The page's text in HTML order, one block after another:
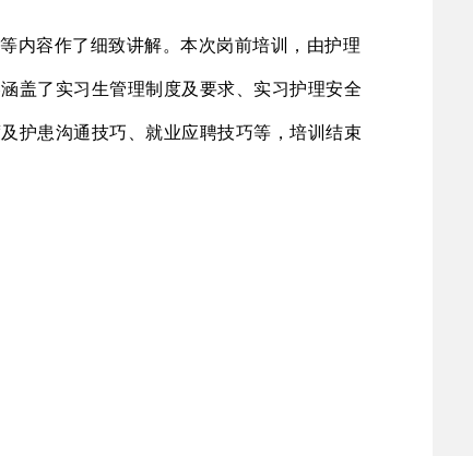
内容作了细致讲解。本次岗前培训，由护理
盖了实习生管理制度及要求、实习护理安全
护患沟通技巧、就业应聘技巧等，培训结束